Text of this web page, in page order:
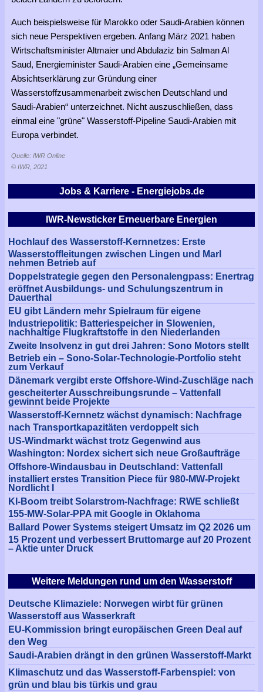
Auch beispielsweise für Marokko oder Saudi-Arabien können
sich neue Perspektiven ergeben. Anfang März 2021 haben
Wirtschaftsminister Altmaier und Abdulaziz bin Salman Al
Saud, Energieminister Saudi-Arabien eine „Gemeinsame
Absichtserklärung zur Gründung einer
Wasserstoffzusammenarbeit zwischen Deutschland und
Saudi-Arabien“ unterzeichnet. Nicht auszuschließen, dass
einmal eine "grüne" Wasserstoff-Pipeline Saudi-Arabien mit
Europa verbindet.
Quelle: IWR Online
© IWR, 2021
Weitere Meldungen rund um den Wasserstoff
Deutsche Klimaziele: Norwegen wirbt für grünen
Wasserstoff aus Wasserkraft
EU-Kommission bringt europäischen Green Deal auf
den Weg
Saudi-Arabien drängt in den grünen Wasserstoff-Markt
Klimaschutz und das Wasserstoff-Farbenspiel: von
grün und blau bis türkis und grau
Jobs & Karriere - Energiejobs.de
IWR-Newsticker Erneuerbare Energien
Hochlauf des Wasserstoff-Kernnetzes: Erste
Wasserstoffleitungen zwischen Lingen und Marl
nehmen Betrieb auf
Doppelstrategie gegen den Personalengpass: Enertrag
eröffnet Ausbildungs- und Schulungszentrum in
Dauerthal
EU gibt Ländern mehr Spielraum für eigene
Industriepolitik: Batteriespeicher in Slowenien,
nachhaltige Flugkraftstoffe in den Niederlanden
Zweite Insolvenz in gut drei Jahren: Sono Motors stellt
Betrieb ein – Sono-Solar-Technologie-Portfolio steht
zum Verkauf
Dänemark vergibt erste Offshore-Wind-Zuschläge nach
gescheiterter Ausschreibungsrunde – Vattenfall
gewinnt beide Projekte
Wasserstoff-Kernnetz wächst dynamisch: Nachfrage
nach Transportkapazitäten verdoppelt sich
US-Windmarkt wächst trotz Gegenwind aus
Washington: Nordex sichert sich neue Großaufträge
Offshore-Windausbau in Deutschland: Vattenfall
installiert erstes Transition Piece für 980-MW-Projekt
Nordlicht I
KI-Boom treibt Solarstrom-Nachfrage: RWE schließt
155-MW-Solar-PPA mit Google in Oklahoma
Ballard Power Systems steigert Umsatz im Q2 2026 um
15 Prozent und verbessert Bruttomarge auf 20 Prozent
– Aktie unter Druck